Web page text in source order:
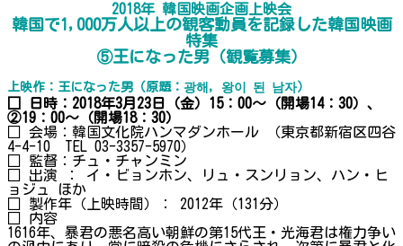
2018年 韓国映画企画上映会
韓国で1,000万人以上の観客動員を記録した韓国映画
特集
⑤王になった男（観覧募集）
上映作：王になった男（原題：광해, 왕이 된 남자）
□ 日時：2018年3月23日（金）15：00～（開場14：30）、
②19：00～（開場18：30）
□ 会場：韓国文化院ハンマダンホール （東京都新宿区四谷
4-4-10 TEL 03-3357-5970）
□ 監督：チュ・チャンミン
□ 出演 ： イ・ビョンホン、リュ・スンリョン、ハン・ヒ
ョジュ ほか
□ 製作年（上映時間）： 2012年（131分）
□ 内容
1616年、暴君の悪名高い朝鮮の第15代王・光海君は権力争い